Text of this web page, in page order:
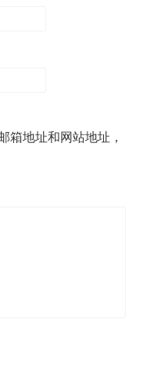
箱地址和网站地址，